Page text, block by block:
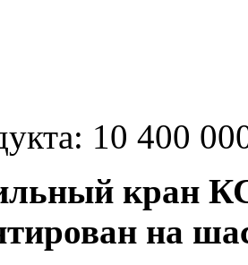
10 400
кран
на